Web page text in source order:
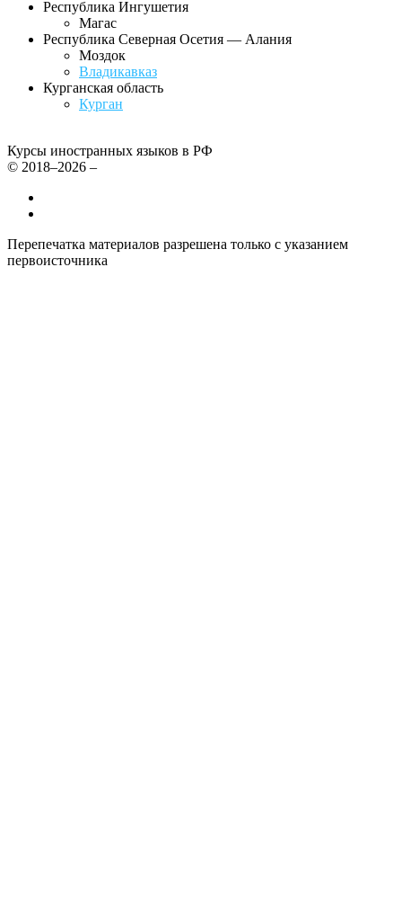
Республика Ингушетия
Магас
Республика Северная Осетия — Алания
Моздок
Владикавказ
Курганская область
Курган
Курсы иностранных языков в РФ
© 2018–2026 –
Перепечатка материалов разрешена только с указанием
первоисточника